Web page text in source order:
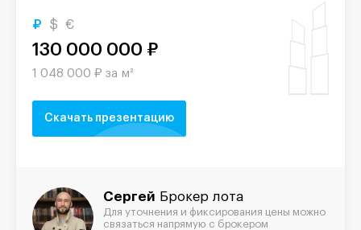
₽ $ €
130 000 000 ₽
1 048 000 ₽ за м²
Скачать презентацию
Сергей Брокер лота
Для уточнения и фиксирования цены можно
связаться напрямую с брокером